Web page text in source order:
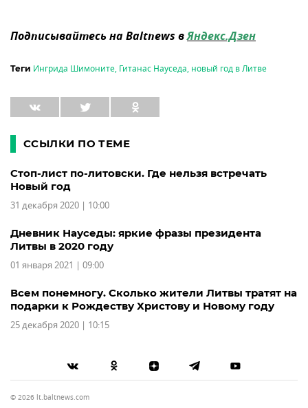
Подписывайтесь на Baltnews вЯндекс.Дзен
Теги Ингрида Шимоните, Гитанас Науседа, новый год в Литве
ССЫЛКИ ПО ТЕМЕ
Стоп-лист по-литовски. Где нельзя встречать
Новый год
31 декабря 2020 | 10:00
Дневник Науседы: яркие фразы президента
Литвы в 2020 году
01 января 2021 | 09:00
Всем понемногу. Сколько жители Литвы тратят на
подарки к Рождеству Христову и Новому году
25 декабря 2020 | 10:15
© 2026 lt.baltnews.com